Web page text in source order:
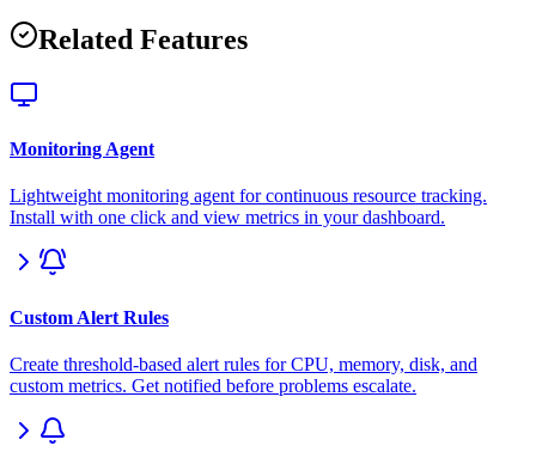
Related Features
Monitoring Agent
Lightweight monitoring agent for continuous resource tracking.
Install with one click and view metrics in your dashboard.
Custom Alert Rules
Create threshold-based alert rules for CPU, memory, disk, and
custom metrics. Get notified before problems escalate.